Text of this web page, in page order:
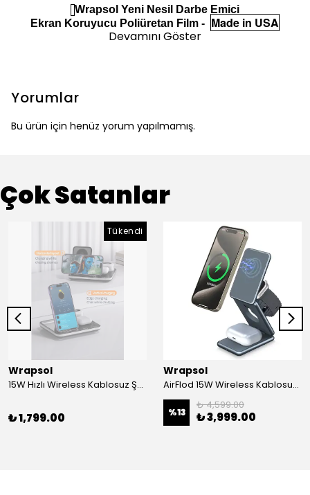
Wrapsol Yeni Nesil Darbe Emici
Ekran Koruyucu Poliüretan Film - Made in USA
Devamını Göster
Yorumlar
Bu ürün için henüz yorum yapılmamış.
Çok Satanlar
Tükendi
Wrapsol
15W Hızlı Wireless Kablosuz Şarj Standı 4 in 1 Masaüstü İstasyon -iPhone-android-watch-airpods Uyumlu
₺ 1,799.00
Wrapsol
AirFlod 15W Wireless Kablosuz Şarj Standı Alüminyum Katlanabilir 3in1 iPhone-android-watch-airpods
%13
₺ 4,599.00
₺ 3,999.00